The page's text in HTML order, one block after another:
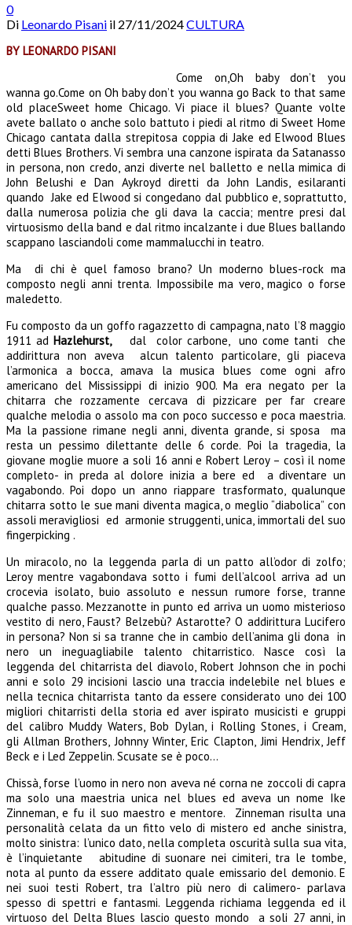
0
Di Leonardo Pisani il 27/11/2024CULTURA
BY LEONARDO PISANI
Come on,Oh baby don’t you
wanna go.Come on Oh baby don’t you wanna go Back to that same
old placeSweet home Chicago. Vi piace il blues? Quante volte
avete ballato o anche solo battuto i piedi al ritmo di Sweet Home
Chicago cantata dalla strepitosa coppia di Jake ed Elwood Blues
detti Blues Brothers. Vi sembra una canzone ispirata da Satanasso
in persona, non credo, anzi diverte nel balletto e nella mimica di
John Belushi e Dan Aykroyd diretti da John Landis, esilaranti
quando Jake ed Elwood si congedano dal pubblico e, soprattutto,
dalla numerosa polizia che gli dava la caccia; mentre presi dal
virtuosismo della band e dal ritmo incalzante i due Blues ballando
scappano lasciandoli come mammalucchi in teatro.
Ma di chi è quel famoso brano? Un moderno blues-rock ma
composto negli anni trenta. Impossibile ma vero, magico o forse
maledetto.
Fu composto da un goffo ragazzetto di campagna, nato l’8 maggio
1911 adHazlehurst,
dal color carbone, uno come tanti che
addirittura non aveva alcun talento particolare, gli piaceva
l’armonica a bocca, amava la musica blues come ogni afro
americano del Mississippi di inizio 900. Ma era negato per la
chitarra che rozzamente cercava di pizzicare per far creare
qualche melodia o assolo ma con poco successo e poca maestria.
Ma la passione rimane negli anni, diventa grande, si sposa ma
resta un pessimo dilettante delle 6 corde. Poi la tragedia, la
giovane moglie muore a soli 16 anni e Robert Leroy – così il nome
completo- in preda al dolore inizia a bere ed a diventare un
vagabondo. Poi dopo un anno riappare trasformato, qualunque
chitarra sotto le sue mani diventa magica, o meglio “diabolica” con
assoli meravigliosi ed armonie struggenti, unica, immortali del suo
fingerpicking .
Un miracolo, no la leggenda parla di un patto all’odor di zolfo;
Leroy mentre vagabondava sotto i fumi dell’alcool arriva ad un
crocevia isolato, buio assoluto e nessun rumore forse, tranne
qualche passo. Mezzanotte in punto ed arriva un uomo misterioso
vestito di nero, Faust? Belzebù? Astarotte? O addirittura Lucifero
in persona? Non si sa tranne che in cambio dell’anima gli dona in
nero un ineguagliabile talento chitarristico. Nasce così la
leggenda del chitarrista del diavolo, Robert Johnson che in pochi
anni e solo 29 incisioni lascio una traccia indelebile nel blues e
nella tecnica chitarrista tanto da essere considerato uno dei 100
migliori chitarristi della storia ed aver ispirato musicisti e gruppi
del calibro Muddy Waters, Bob Dylan, i Rolling Stones, i Cream,
gli Allman Brothers, Johnny Winter, Eric Clapton, Jimi Hendrix, Jeff
Beck e i Led Zeppelin. Scusate se è poco…
Chissà, forse l’uomo in nero non aveva né corna ne zoccoli di capra
ma solo una maestria unica nel blues ed aveva un nome Ike
Zinneman, e fu il suo maestro e mentore. Zinneman risulta una
personalità celata da un fitto velo di mistero ed anche sinistra,
molto sinistra: l’unico dato, nella completa oscurità sulla sua vita,
è l’inquietante abitudine di suonare nei cimiteri, tra le tombe,
nota al punto da essere additato quale emissario del demonio. E
nei suoi testi Robert, tra l’altro più nero di calimero- parlava
spesso di spettri e fantasmi. Leggenda richiama leggenda ed il
virtuoso del Delta Blues lascio questo mondo a soli 27 anni, in